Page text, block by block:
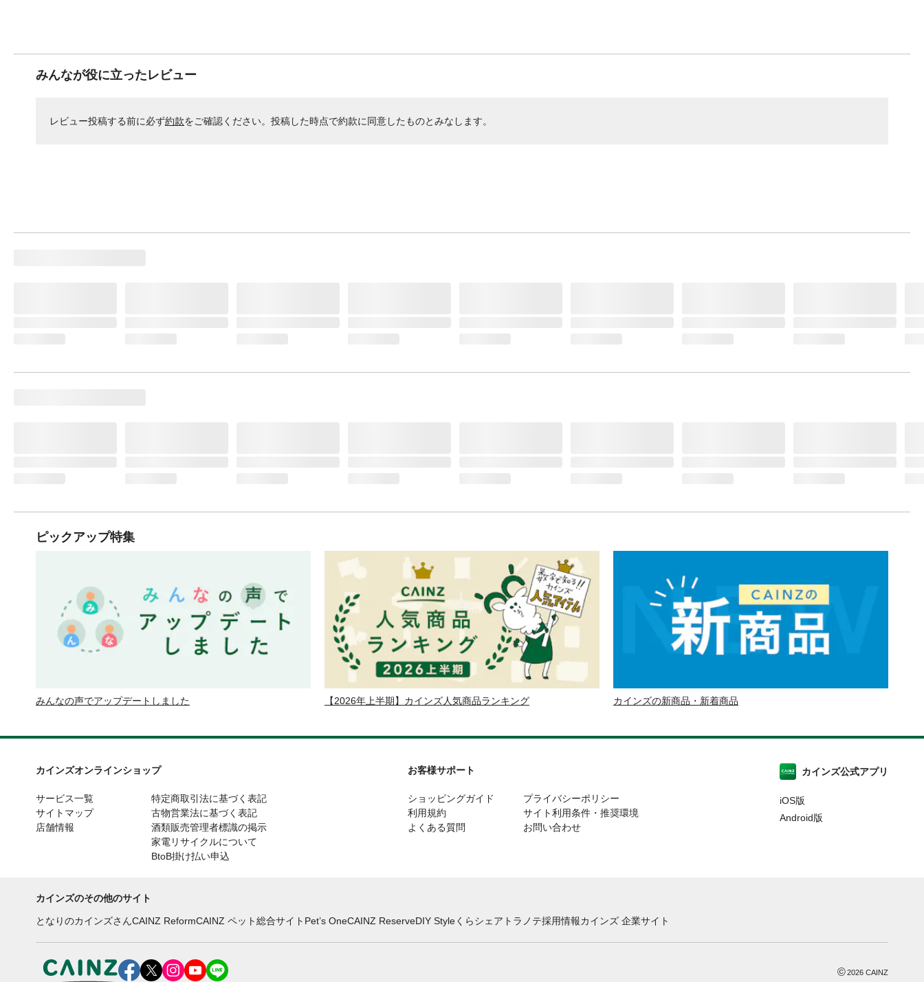
みんなが役に立ったレビュー
レビュー投稿する前に必ず約款をご確認ください。投稿した時点で約款に同意したものとみなします。
ピックアップ特集
みんなの声でアップデートしました 【2026年上半期】カインズ人気商品ランキング カインズの新商品・新着商品
カインズオンラインショップ
サービス一覧
サイトマップ
店舗情報
特定商取引法に基づく表記
古物営業法に基づく表記
酒類販売管理者標識の掲示
家電リサイクルについて
BtoB掛け払い申込
お客様サポート
ショッピングガイド
利用規約
よくある質問
プライバシーポリシー
サイト利用条件・推奨環境
お問い合わせ
カインズ公式アプリ
iOS版
Android版
カインズのその他のサイト
となりのカインズさんCAINZ ReformCAINZ ペット総合サイト Pet’s OneCAINZ ReserveDIY Styleくらシェア トラノテ採用情報カインズ 企業サイト
©2026 CAINZ